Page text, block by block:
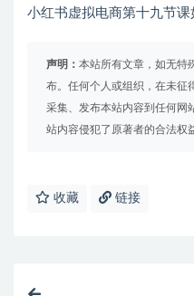
小红书虚拟电商第十九节
声明： 本站所有文章，如无特
布。任何个人或组织，在未征
采集、发布本站内容到任何网
站内容侵犯了原著者的合法权
收藏 链接